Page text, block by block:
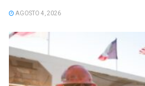
AGOSTO 4, 2026